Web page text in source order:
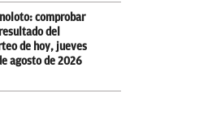
comprobar
del
de hoy, jueves
agosto de 2026